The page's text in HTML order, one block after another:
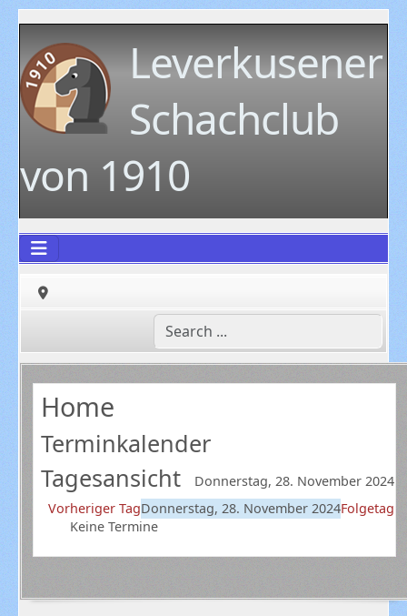
Leverkusener
Schachclub
von 1910
Home
Terminkalender
Tagesansicht
Donnerstag, 28. November 2024
Vorheriger TagDonnerstag, 28. November 2024Folgetag
Keine Termine